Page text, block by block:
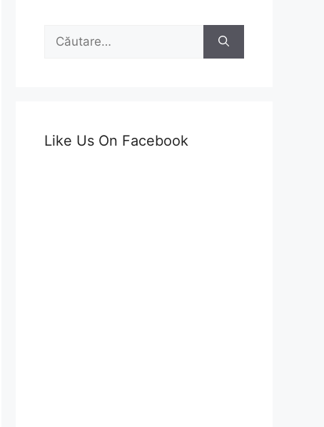
Caută
Like Us On Facebook